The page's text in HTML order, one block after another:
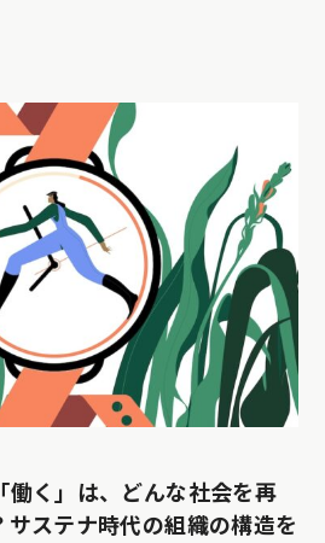
働く」は、どんな社会を再
ステナ時代の組織の構造を